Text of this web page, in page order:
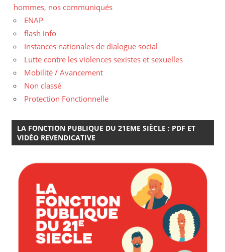
hommes, nos communiqués
ENAP
flash info
Instances nationales de dialogue social
Lutte contre les violences sexistes et sexuelles
Mobilité / Avancement
Non classé
Protection Fonctionnelle
LA FONCTION PUBLIQUE DU 21EME SIÈCLE : PDF ET
VIDÉO REVENDICATIVE